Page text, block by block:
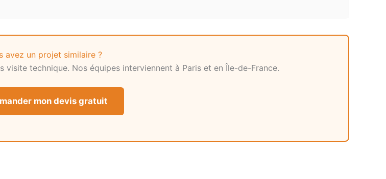
avez un projet similaire ?
technique. Nos équipes interviennent à Paris et en Île-de-France.
mon devis gratuit